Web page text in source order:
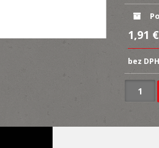
1,91 €
bez